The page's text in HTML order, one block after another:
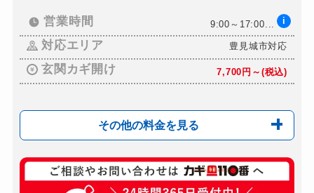
営業時間 9:00～17:00... i
対応エリア 豊見城市対応
玄関カギ開け 7,700円～(税込)
その他の料金を見る
玄関カギ複製 660円(税込)～